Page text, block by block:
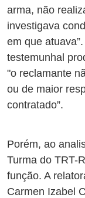
arma, não
investigava
em que
testemunhal
"o reclamante
ou de maior
contratado”.
Porém, ao
Turma do TRT-
função. A
Carmen Izabel